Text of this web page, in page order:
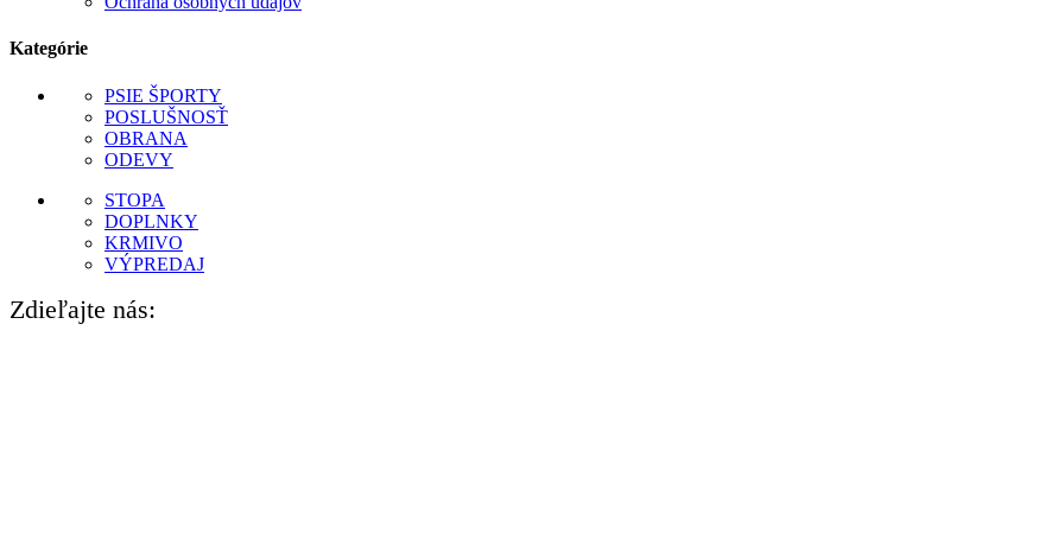
Kategórie
PSIE ŠPORTY
POSLUŠNOSŤ
OBRANA
ODEVY
STOPA
DOPLNKY
KRMIVO
VÝPREDAJ
Zdieľajte nás: